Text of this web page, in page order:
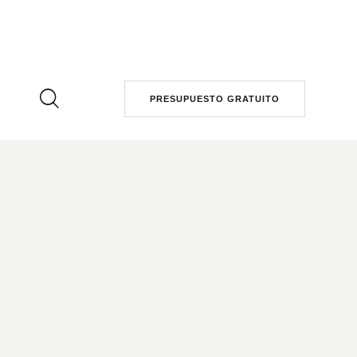
PRESUPUESTO GRATUITO